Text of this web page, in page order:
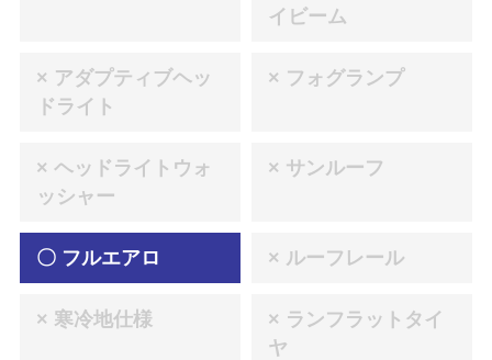
イビーム
× アダプティブヘッ
ドライト
× フォグランプ
× ヘッドライトウォ
ッシャー
× サンルーフ
〇 フルエアロ × ルーフレール
× 寒冷地仕様
× ランフラットタイ
ヤ